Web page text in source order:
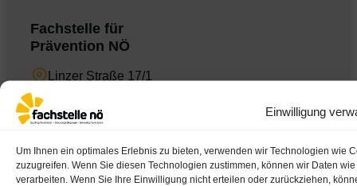
Einwilligung
Um Ihnen ein optimales Erlebnis zu bieten, verwenden wir Technologien wie
zuzugreifen. Wenn Sie diesen Technologien zustimmen, können wir Daten
verarbeiten. Wenn Sie Ihre Einwilligung nicht erteilen oder zurückziehen,
Fachstelle für
Prävention NÖ
Linzer Straße 17/1
+43/2742/31 440
office@fachstelle.at
Die Fachstelle NÖ